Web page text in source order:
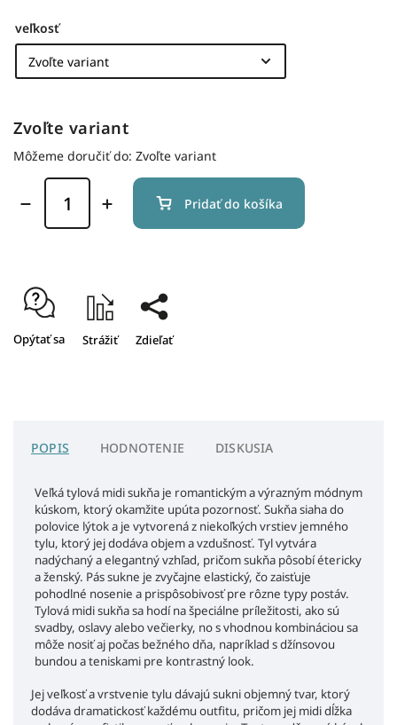
veľkosť
Zvoľte variant
Môžeme doručiť do: Zvoľte variant
Pridať do košíka
Opýtať sa Strážiť Zdieľať
POPIS HODNOTENIE DISKUSIA
Veľká tylová midi sukňa je romantickým a výrazným módnym
kúskom, ktorý okamžite upúta pozornosť. Sukňa siaha do
polovice lýtok a je vytvorená z niekoľkých vrstiev jemného
tylu, ktorý jej dodáva objem a vzdušnosť. Tyl vytvára
nadýchaný a elegantný vzhľad, pričom sukňa pôsobí étericky
a ženský. Pás sukne je zvyčajne elastický, čo zaisťuje
pohodlné nosenie a prispôsobivosť pre rôzne typy postáv.
Tylová midi sukňa sa hodí na špeciálne príležitosti, ako sú
svadby, oslavy alebo večierky, no s vhodnou kombináciou sa
môže nosiť aj počas bežného dňa, napríklad s džínsovou
bundou a teniskami pre kontrastný look.
Jej veľkosť a vrstvenie tylu dávajú sukni objemný tvar, ktorý
dodáva dramatickosť každému outfitu, pričom jej midi dĺžka